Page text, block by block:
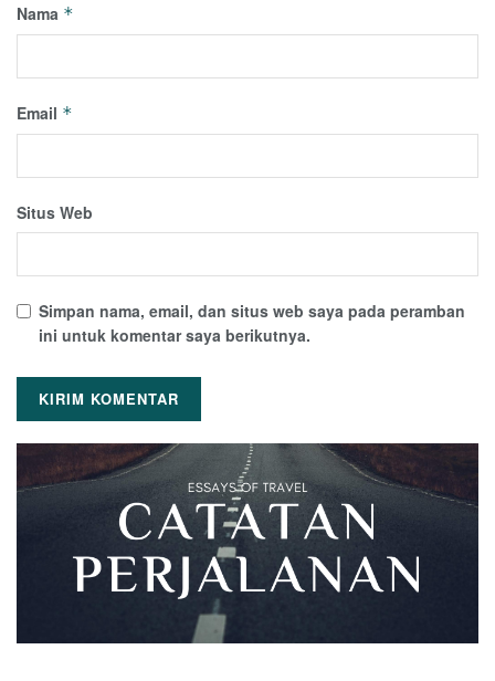
Nama *
Email *
Situs Web
Simpan nama, email, dan situs web saya pada peramban
ini untuk komentar saya berikutnya.